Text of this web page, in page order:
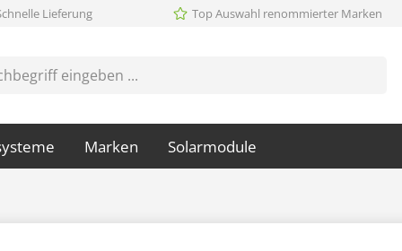
Lieferung Top Auswahl renommierter Marken
Marken Solarmodule